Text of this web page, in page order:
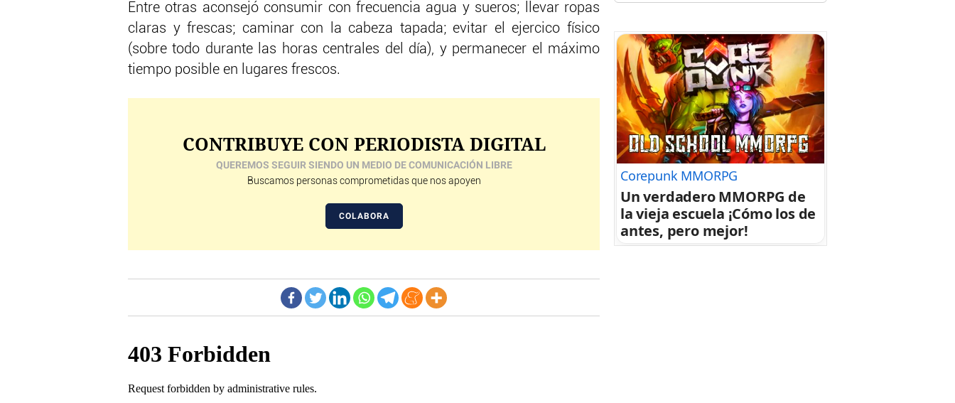
Entre otras aconsejó consumir con frecuencia agua y sueros; llevar ropas
claras y frescas; caminar con la cabeza tapada; evitar el ejercico físico
(sobre todo durante las horas centrales del día), y permanecer el máximo
tiempo posible en lugares frescos.
CONTRIBUYE CON PERIODISTA DIGITAL
QUEREMOS SEGUIR SIENDO UN MEDIO DE COMUNICACIÓN LIBRE
Buscamos personas comprometidas que nos apoyen
COLABORA
Corepunk MMORPG
Un verdadero MMORPG de
la vieja escuela ¡Cómo los de
antes, pero mejor!